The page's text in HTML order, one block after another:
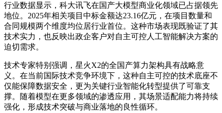
行业数据显示，科大讯飞在国产大模型商业化领域已占据领先
地位。2025年相关项目中标金额达23.16亿元，在项目数量和
合同规模两个维度均位居行业首位。这种市场表现既验证了其
技术实力，也反映出政企客户对自主可控人工智能解决方案的
迫切需求。
技术专家特别强调，星火X2的全国产算力架构具有战略意
义。在当前国际技术竞争环境下，这种自主可控的技术底座不
仅能保障数据安全，更为关键行业智能化转型提供了可靠支
撑。随着模型在更多领域的渗透应用，其场景适配能力将持续
强化，形成技术突破与商业落地的良性循环。